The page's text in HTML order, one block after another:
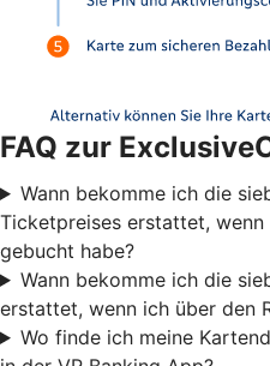
FAQ zur
Wann bekomme ich die
Ticketpreises erstattet,
gebucht habe?
Wann bekomme ich die
erstattet, wenn ich über den
Wo finde ich meine